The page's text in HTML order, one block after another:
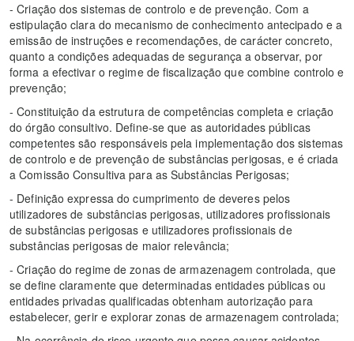
- Criação dos sistemas de controlo e de prevenção. Com a
estipulação clara do mecanismo de conhecimento antecipado e a
emissão de instruções e recomendações, de carácter concreto,
quanto a condições adequadas de segurança a observar, por
forma a efectivar o regime de fiscalização que combine controlo e
prevenção;
- Constituição da estrutura de competências completa e criação
do órgão consultivo. Define-se que as autoridades públicas
competentes são responsáveis pela implementação dos sistemas
de controlo e de prevenção de substâncias perigosas, e é criada
a Comissão Consultiva para as Substâncias Perigosas;
- Definição expressa do cumprimento de deveres pelos
utilizadores de substâncias perigosas, utilizadores profissionais
de substâncias perigosas e utilizadores profissionais de
substâncias perigosas de maior relevância;
- Criação do regime de zonas de armazenagem controlada, que
se define claramente que determinadas entidades públicas ou
entidades privadas qualificadas obtenham autorização para
estabelecer, gerir e explorar zonas de armazenagem controlada;